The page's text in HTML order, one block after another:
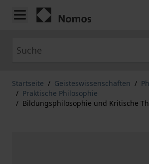
Zum Inhalt springen
Startseite / Geisteswissenschaften /
/ Praktische Philosophie
/ Bildungsphilosophie und Kritische